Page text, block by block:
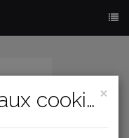
×
Politique relative aux cookies